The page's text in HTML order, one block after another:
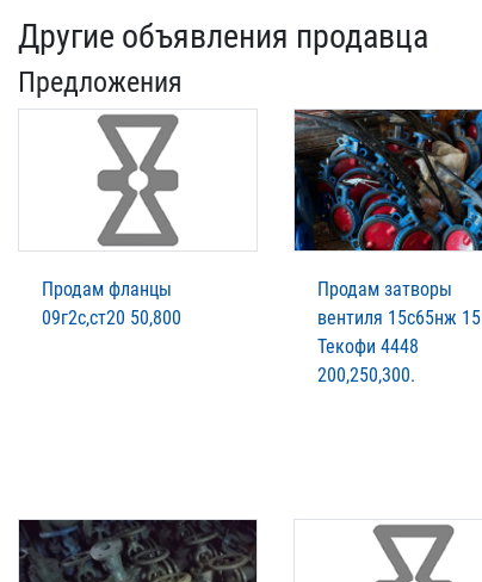
Другие объявления продавца
Предложения
Продам фланцы
09г2с,ст20 50,800
Продам затворы
вентиля 15с65нж 15
Текофи 4448
200,250,300.